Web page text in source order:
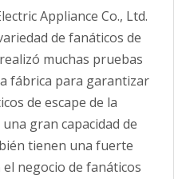
Appliance Co., Ltd.
de fanáticos de
muchas pruebas
fábrica para garantizar
de escape de la
gran capacidad de
tienen una fuerte
el negocio de fanáticos